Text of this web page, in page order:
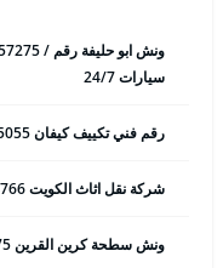
سيارات 24/7
رقم فني تكييف كيفان 98025055 فني تكييف مركزي 24 ساعة
شركة نقل اثاث الكويت 50993766 هاف لوري وانيت نقل عفش
ونش سطحة كرين القرين 65557275 ونش سحب وانقاذ سيارات